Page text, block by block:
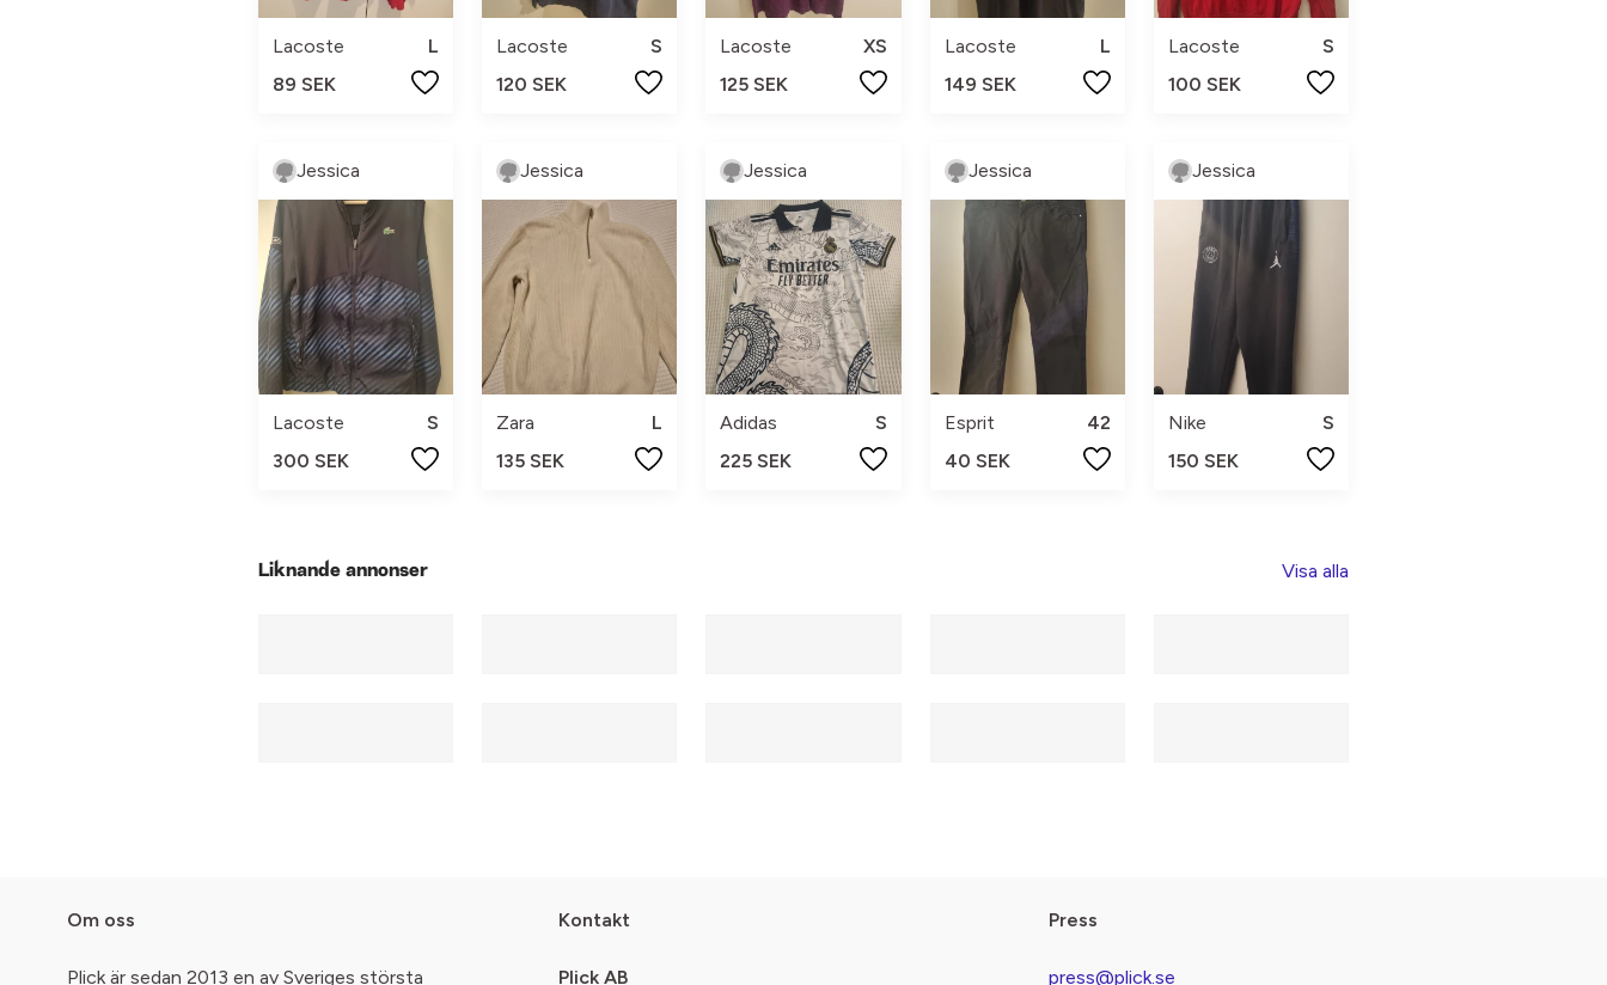
Lacoste
L
89 SEK
Lacoste
S
120 SEK
Lacoste
XS
125 SEK
Lacoste
L
149 SEK
Lacoste
S
100 SEK
Jessica
Lacoste
S
300 SEK
Jessica
Zara
L
135 SEK
Jessica
Adidas
S
225 SEK
Jessica
Esprit
42
40 SEK
Jessica
Nike
S
150 SEK
Liknande annonser Visa alla
Om oss
Plick är sedan 2013 en av Sveriges största
Kontakt
Plick AB
Press
press@plick.se